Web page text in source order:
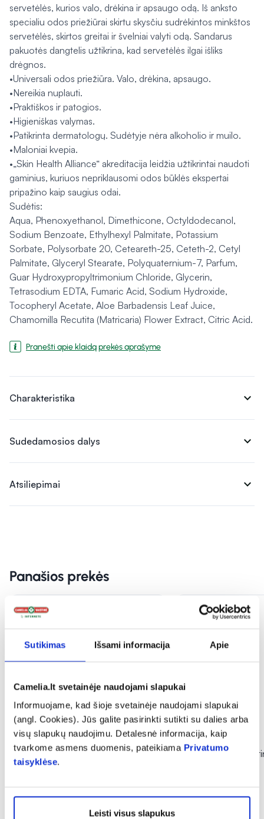
Sutikimas Išsami informacija Apie
Camelia.lt svetainėje naudojami slapukai
Informuojame, kad šioje svetainėje naudojami slapukai
(angl. Cookies). Jūs galite pasirinkti sutikti su dalies arba
visų slapukų naudojimu. Detalesnė informacija, kaip
tvarkome asmens duomenis, pateikiama Privatumo
taisyklėse.
Leisti visus slapukus
servetėlės, kurios valo, drėkina ir apsaugo odą. Iš anksto
specialiu odos priežiūrai skirtu skysčiu sudrėkintos minkštos
servetėlės, skirtos greitai ir švelniai valyti odą. Sandarus
pakuotės dangtelis užtikrina, kad servetėlės ilgai išliks
drėgnos.
•Universali odos priežiūra. Valo, drėkina, apsaugo.
•Nereikia nuplauti.
•Praktiškos ir patogios.
•Higieniškas valymas.
•Patikrinta dermatologų. Sudėtyje nėra alkoholio ir muilo.
•Maloniai kvepia.
•„Skin Health Alliance“ akreditacija leidžia užtikrintai naudoti
gaminius, kuriuos nepriklausomi odos būklės ekspertai
pripažino kaip saugius odai.
Sudėtis:
Aqua, Phenoxyethanol, Dimethicone, Octyldodecanol,
Sodium Benzoate, Ethylhexyl Palmitate, Potassium
Sorbate, Polysorbate 20, Ceteareth-25, Ceteth-2, Cetyl
Palmitate, Glyceryl Stearate, Polyquaternium-7, Parfum,
Guar Hydroxypropyltrimonium Chloride, Glycerin,
Tetrasodium EDTA, Fumaric Acid, Sodium Hydroxide,
Tocopheryl Acetate, Aloe Barbadensis Leaf Juice,
Chamomilla Recutita (Matricaria) Flower Extract, Citric Acid.
Pranešti apie klaidą prekės aprašyme
Charakteristika expand_more
Sudedamosios dalys expand_more
Atsiliepimai expand_more
Panašios prekės
TENA valymo kremas WASH
CREAM, 250 ml
TENA valymo
(3)